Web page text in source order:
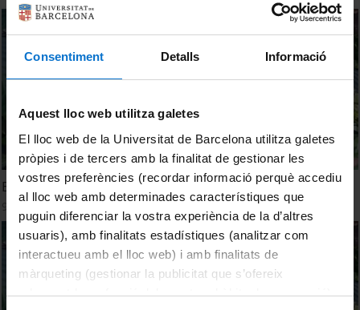
Consentiment Detalls Informació
Aquest lloc web utilitza galetes
El lloc web de la Universitat de Barcelona utilitza galetes
pròpies i de tercers amb la finalitat de gestionar les
vostres preferències (recordar informació perquè accediu
al lloc web amb determinades característiques que
puguin diferenciar la vostra experiència de la d’altres
usuaris), amb finalitats estadístiques (analitzar com
interactueu amb el lloc web) i amb finalitats de
màrqueting (gestionar la publicitat que s’ofereix
adequant-la en funció dels vostres hàbits de navegació).
El genoma del cafè desvela l'evolució de la cafeïna
9 Junio, 2015